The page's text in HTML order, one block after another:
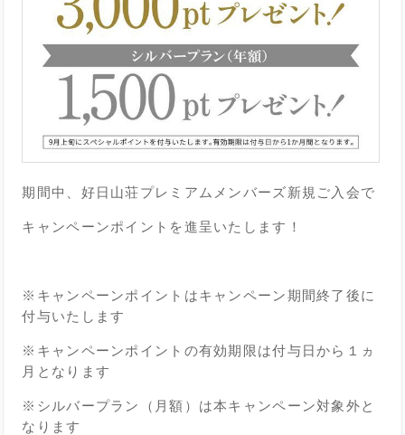
期間中、好日山荘プレミアムメンバーズ新規ご入会で
キャンペーンポイントを進呈いたします！
※キャンペーンポイントはキャンペーン期間終了後に
付与いたします
※キャンペーンポイントの有効期限は付与日から１ヵ
月となります
※シルバープラン（月額）は本キャンペーン対象外と
なります